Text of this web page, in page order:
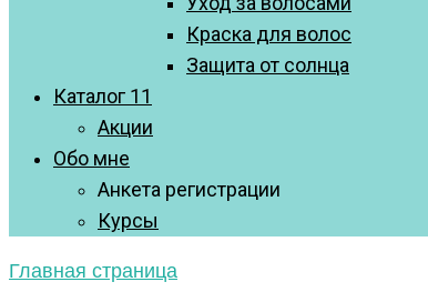
Краска для волос
Защита от солнца
Каталог 11
Акции
Обо мне
Анкета регистрации
Курсы
Главная страница